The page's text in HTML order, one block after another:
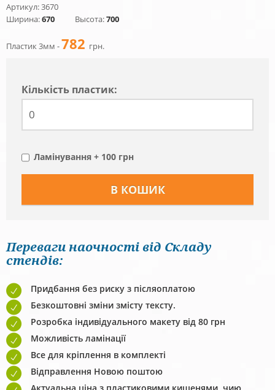
Артикул: 3670
Ширина:670 Высота:700
Пластик 3мм -782 грн.
Кiлькiсть пластик:
Ламінування + 100 грн
Переваги наочності від Складу
стендів:
Придбання без риску з післяоплатою
Безкоштовні зміни змісту тексту.
Розробка індивідуального макету від 80 грн
Можливість ламінації
Все для кріплення в комплекті
Відправлення Новою поштою